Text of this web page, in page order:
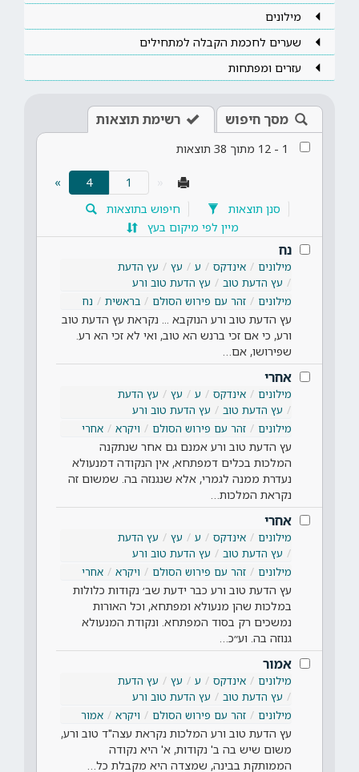
מילונים
שערים לחכמת הקבלה למתחילים
עזרים ומפתחות
מסך חיפוש רשימת תוצאות
1
-
12 מתוך 38 תוצאות
4
»
סנן תוצאות
חיפוש בתוצאות
מיין לפי מיקום בעץ
נח
מילונים אינדקס ע עץ
עץ הדעת
עץ הדעת טוב
עץ הדעת טוב ורע
מילונים
זהר עם פירוש הסולם בראשית נח
עץ הדעת טוב ורע הנוקבא ... נקראת עץ הדעת טוב
ורע, כי אם זכי ברנש הא טוב, ואי לא זכי הא רע.
שפירושו, אם…
אחרי
מילונים אינדקס ע עץ
עץ הדעת
עץ הדעת טוב
עץ הדעת טוב ורע
מילונים
זהר עם פירוש הסולם ויקרא אחרי
עץ הדעת טוב ורע אמנם גם אחר שנתקנה
המלכות בכלים דמפתחא, אין הנקודה דמנעולא
נעדרת ממנה לגמרי, אלא שנגנזה בה. שמשום זה
נקראת המלכות…
אחרי
מילונים אינדקס ע עץ
עץ הדעת
עץ הדעת טוב
עץ הדעת טוב ורע
מילונים
זהר עם פירוש הסולם ויקרא אחרי
עץ הדעת טוב ורע כבר ידעת שב׳ נקודות כלולות
במלכות שהן מנעולא ומפתחא, וכל האורות
נמשכים רק בסוד המפתחא. ונקודת המנעולא
גנוזה בה. וע״כ…
אמור
מילונים אינדקס ע עץ
עץ הדעת
עץ הדעת טוב
עץ הדעת טוב ורע
מילונים
זהר עם פירוש הסולם ויקרא אמור
עץ הדעת טוב ורע המלכות נקראת עצה"ד טוב ורע,
משום שיש בה ב' נקודות, א' היא נקודה
הממותקת בבינה, שמצדה היא מקבלת כל…